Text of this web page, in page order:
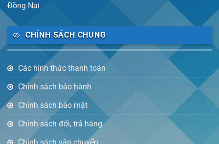
Đồng Nai
CHÍNH SÁCH CHUNG
Các hình thức thanh toán
Chính sách bảo hành
Chính sách bảo mật
Chính sách đổi, trả hàng